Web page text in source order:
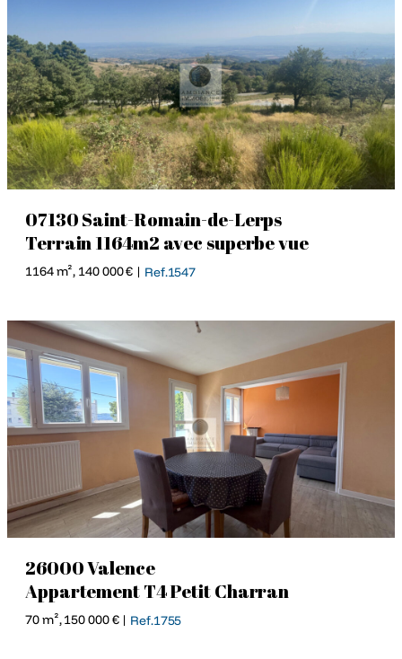
07130 Saint-Romain-de-Lerps
Terrain 1164m2 avec superbe vue
1164 m², 140 000 € | Ref.1547
26000 Valence
Appartement T4 Petit Charran
70 m², 150 000 € | Ref.1755